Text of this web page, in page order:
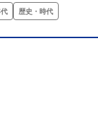
歴史・時代